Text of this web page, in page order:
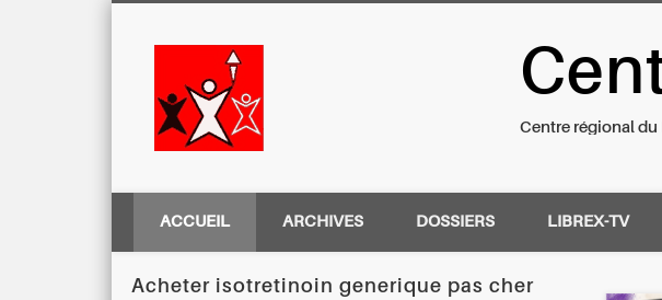
Centre Régional du
Centre régional du
ACCUEIL ARCHIVES DOSSIERS LIBREX-TV
Acheter isotretinoin generique pas cher